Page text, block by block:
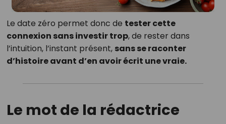
Le date zéro permet donc de tester cette
connexion sans investir trop, de rester dans
l’intuition, l’instant présent, sans se raconter
d’histoire avant d’en avoir écrit une vraie.
Le mot de la rédactrice